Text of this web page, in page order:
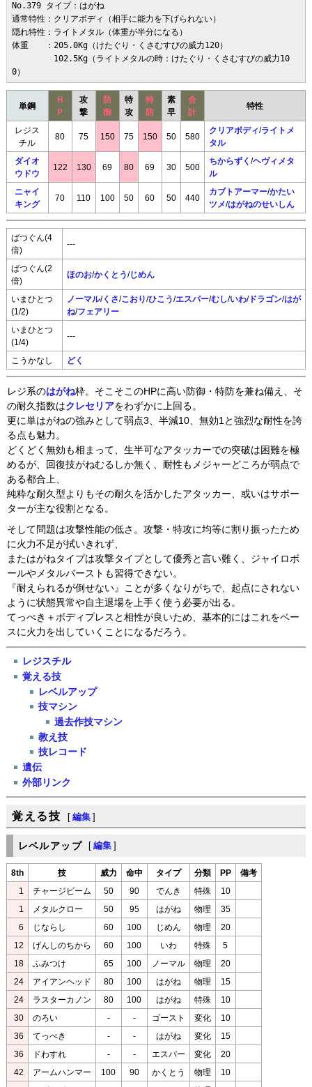
No.379 タイプ：はがね
通常特性：クリアボディ（相手に能力を下げられない）
隠れ特性：ライトメタル（体重が半分になる）
体重　　：205.0Kg（けたぐり・くさむすびの威力120）
102.5Kg（ライトメタルの時：けたぐり・くさむすびの威力10
0）
単鋼
Ｈ
Ｐ
攻
撃
防
御
特
攻
特
防
素
早
合
計
特性
レジス
チル
80 75 150 75 150 50 580
クリアボディ/ライトメ
タル
ダイオ
ウドウ
122 130 69 80 69 30 500
ちからずく /ヘヴィメタ
ル
ニャイ
キング
70 110 100 50 60 50 440
カブトアーマー/かたい
ツメ/はがねのせいしん
ばつぐん(4
倍)
---
ばつぐん(2
倍)
ほのお/かくとう/じめん
いまひとつ
(1/2)
ノーマル/くさ/こおり/ひこう/エスパー/むし/いわ/ドラゴン/はが
ね/フェアリー
いまひとつ
(1/4)
---
こうかなし どく
レジ系のはがね枠。そこそこのHPに高い防御・特防を兼ね備え、そ
の耐久指数はクレセリアをわずかに上回る。
更に単はがねの強みとして弱点3、半減10、無効1と強烈な耐性を誇
る点も魅力。
どくどく無効も相まって、生半可なアタッカーでの突破は困難を極
めるが、回復技がねむるしか無く、耐性もメジャーどころが弱点で
ある都合上、
純粋な耐久型よりもその耐久を活かしたアタッカー、或いはサポー
ターが主な役割となる。
そして問題は攻撃性能の低さ。攻撃・特攻に均等に割り振ったため
に火力不足が拭いきれず、
またはがねタイプは攻撃タイプとして優秀と言い難く、ジャイロボ
ールやメタルバーストも習得できない。
『耐えられるが倒せない』ことが多くなりがちで、起点にされない
ように状態異常や自主退場を上手く使う必要が出る。
てっぺき＋ボディプレスと相性が良いため、基本的にはこれをベー
スに火力を出していくことになるだろう。
レジスチル
覚える技
レベルアップ
技マシン
過去作技マシン
教え技
技レコード
遺伝
外部リンク
覚える技 [ 編集 ]
レベルアップ [ 編集 ]
8th 技 威力 命中 タイプ 分類 PP 備考
1 チャージビーム 50 90 でんき 特殊 10
1 メタルクロー 50 95 はがね 物理 35
6 じならし 60 100 じめん 物理 20
12 げんしのちから 60 100 いわ 特殊 5
18 ふみつけ 65 100 ノーマル 物理 20
24 アイアンヘッド 80 100 はがね 物理 15
24 ラスターカノン 80 100 はがね 特殊 10
30 のろい - - ゴースト 変化 10
36 てっぺき - - はがね 変化 15
36 ドわすれ - - エスパー 変化 20
42 アームハンマー 100 90 かくとう 物理 10